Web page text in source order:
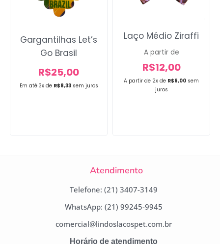
Em até 3x de R$8,33 sem juros
Gargantilhas Let’s
Go Brasil
R$25,00
A partir de 2x de R$6,00 sem
juros
Laço Médio Ziraffi
A partir de
R$12,00
Atendimento
Telefone: (21) 3407-3149
WhatsApp: (21) 99245-9945
comercial@lindoslacospet.com.br
Horário de atendimento